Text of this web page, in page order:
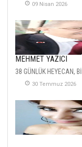
09 Nisan 2026
MEHMET YAZICI
38 GÜNLÜK HEYECAN,
30 Temmuz 2026